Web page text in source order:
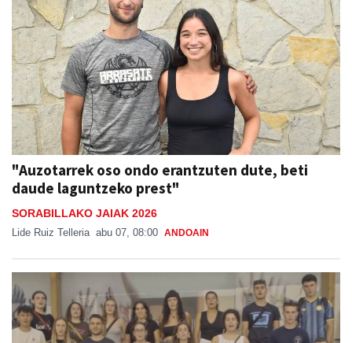
"Auzotarrek oso ondo erantzuten dute, beti
daude laguntzeko prest"
SORABILLAKO JAIAK 2026
Lide Ruiz Telleria abu 07, 08:00 ANDOAIN